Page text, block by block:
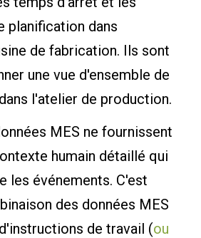
planification dans
de fabrication. Ils sont
une vue d'ensemble de
l'atelier de production.
MES ne fournissent
humain détaillé qui
les événements. C'est
des données MES
de travail (ou